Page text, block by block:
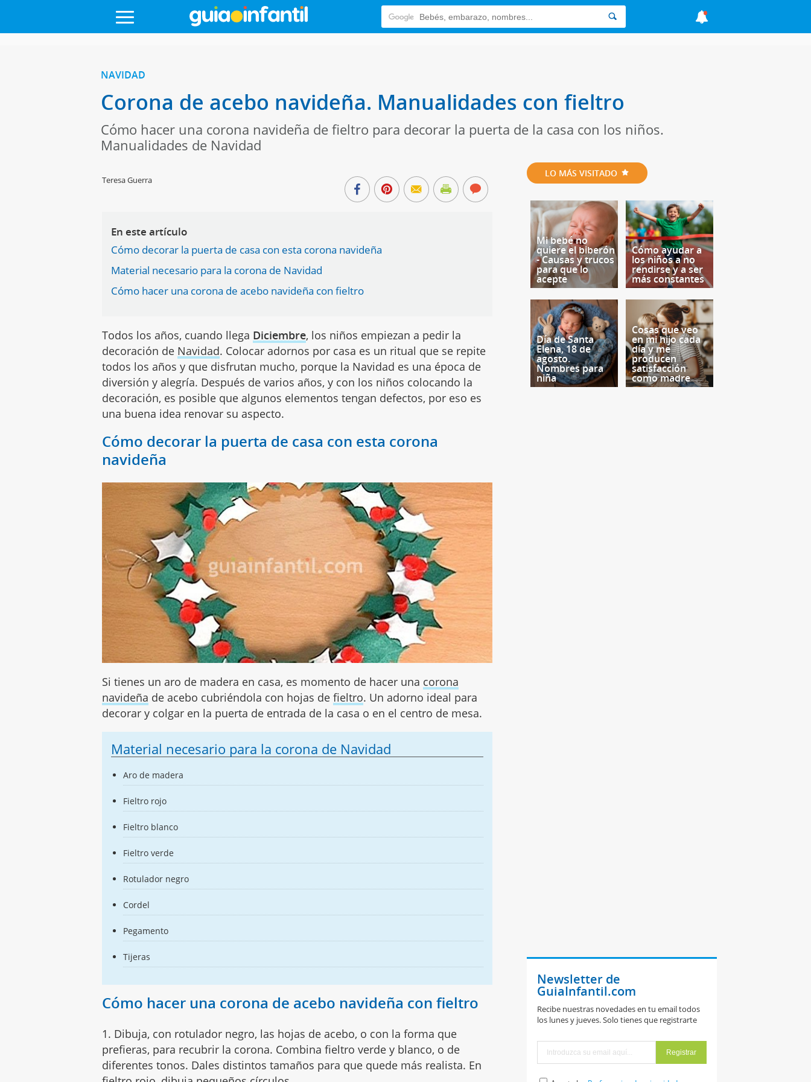
NAVIDAD
Corona de acebo navideña. Manualidades con fieltro
Cómo hacer una corona navideña de fieltro para decorar la puerta de la casa con los niños.
Manualidades de Navidad
Teresa Guerra
En este artículo
Cómo decorar la puerta de casa con esta corona navideña
Material necesario para la corona de Navidad
Cómo hacer una corona de acebo navideña con fieltro
Todos los años, cuando llega Diciembre, los niños empiezan a pedir la
decoración de Navidad. Colocar adornos por casa es un ritual que se repite
todos los años y que disfrutan mucho, porque la Navidad es una época de
diversión y alegría. Después de varios años, y con los niños colocando la
decoración, es posible que algunos elementos tengan defectos, por eso es
una buena idea renovar su aspecto.
Cómo decorar la puerta de casa con esta corona
navideña
Si tienes un aro de madera en casa, es momento de hacer una corona
navideña de acebo cubriéndola con hojas defieltro. Un adorno ideal para
decorar y colgar en la puerta de entrada de la casa o en el centro de mesa.
Material necesario para la corona de Navidad
Aro de madera
Fieltro rojo
Fieltro blanco
Fieltro verde
Rotulador negro
Cordel
Pegamento
Tijeras
Cómo hacer una corona de acebo navideña con fieltro
1. Dibuja, con rotulador negro, las hojas de acebo, o con la forma que
prefieras, para recubrir la corona. Combina fieltro verde y blanco, o de
diferentes tonos. Dales distintos tamaños para que quede más realista. En
LO MÁS VISITADO
Mi bebé no
quiere el biberón
- Causas y trucos
para que lo
acepte
Cómo ayudar a
los niños a no
rendirse y a ser
más constantes
Día de Santa
Elena, 18 de
agosto.
Nombres para
niña
Cosas que veo
en mi hijo cada
día y me
producen
satisfacción
como madre
Newsletter de
GuiaInfantil.com
Recibe nuestras novedades en tu email todos
los lunes y jueves. Solo tienes que registrarte